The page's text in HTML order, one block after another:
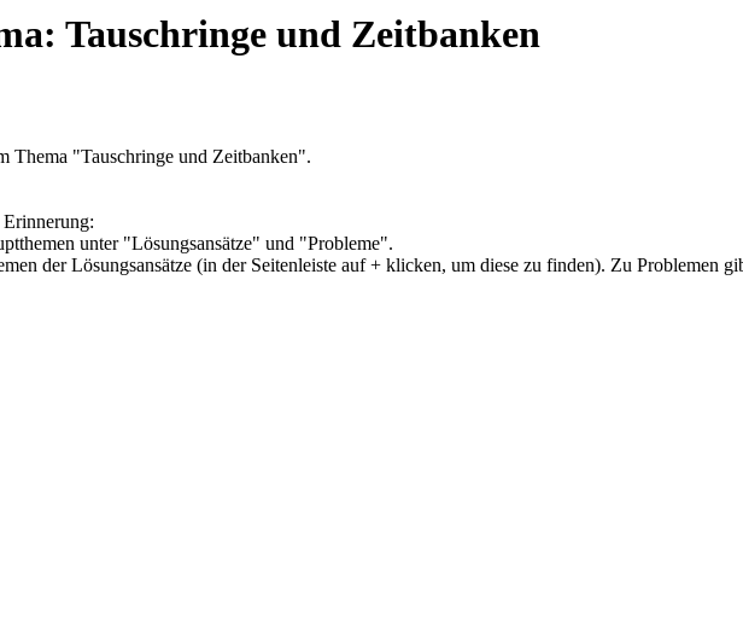
Tauschringe und Zeitbanken
Thema "Tauschringe und Zeitbanken".
Erinnerung:
unter "Lösungsansätze" und "Probleme".
der Lösungsansätze (in der Seitenleiste auf + klicken, um diese zu finden). Zu Problemen